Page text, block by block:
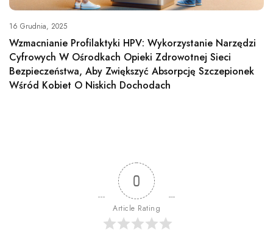
16 Grudnia, 2025
Wzmacnianie Profilaktyki HPV: Wykorzystanie Narzędzi
Cyfrowych W Ośrodkach Opieki Zdrowotnej Sieci
Bezpieczeństwa, Aby Zwiększyć Absorpcję Szczepionek
Wśród Kobiet O Niskich Dochodach
0
Article Rating